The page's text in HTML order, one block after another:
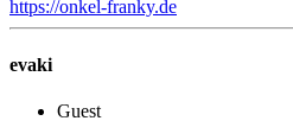
https://onkel-franky.de
evaki
Guest